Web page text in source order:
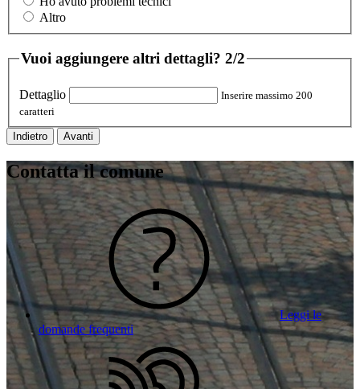
Altro
Vuoi aggiungere altri dettagli? 2/2
Dettaglio
Inserire massimo 200
caratteri
Indietro Avanti
Contatta il comune
Leggi le
domande frequenti